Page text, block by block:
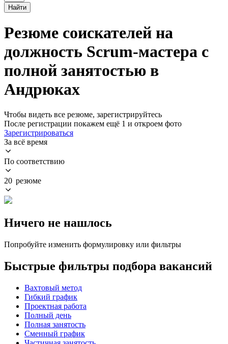
Найти
Резюме соискателей на
должность Scrum-мастера с
полной занятостью в
Андрюках
Чтобы видеть все резюме, зарегистрируйтесь
После регистрации покажем ещё 1 и откроем фото
Зарегистрироваться
За всё время
По соответствию
20 резюме
Ничего не нашлось
Попробуйте изменить формулировку или фильтры
Быстрые фильтры подбора вакансий
Вахтовый метод
Гибкий график
Проектная работа
Полный день
Полная занятость
Сменный график